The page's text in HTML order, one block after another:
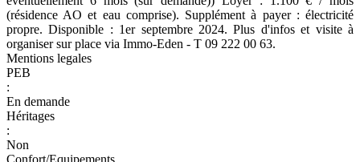
(résidence AO et eau comprise). Supplément à payer : électricité
propre. Disponible : 1er septembre 2024. Plus d'infos et visite à
organiser sur place via Immo-Eden - T 09 222 00 63.
Mentions legales
PEB
:
En demande
Héritages
:
Non